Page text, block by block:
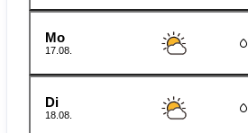
Mo
17.08.
Di
18.08.